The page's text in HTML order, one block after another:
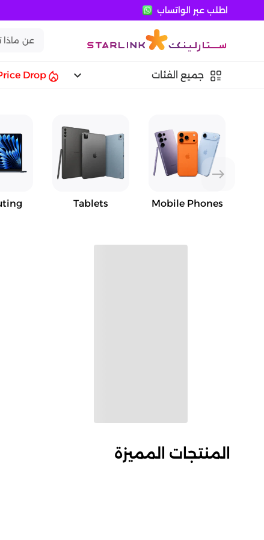
اطلب عبر الواتساب
جميع الفئات keyboard_arrow_down
Drop
east
Mobile Phones
Tablets
المنتجات المميزة